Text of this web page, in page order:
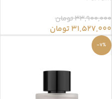
33,900,000تومان
31,527,000 تومان
-7%